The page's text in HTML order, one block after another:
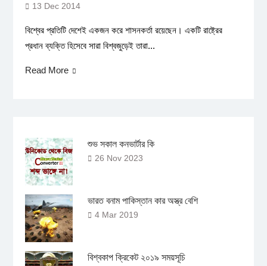
13 Dec 2014
বিশ্বের প্রতিটি দেশেই একজন করে শাসনকর্তা রয়েছেন। একটি রাষ্ট্রের
প্রধান ব্যক্তি হিসেবে সারা বিশ্বজুড়েই তারা...
Read More
শুভ সকাল কনভার্টার কি
26 Nov 2023
ভারত বনাম পাকিস্তান কার অস্ত্র বেশি
4 Mar 2019
বিশ্বকাপ ক্রিকেট ২০১৯ সময়সূচি